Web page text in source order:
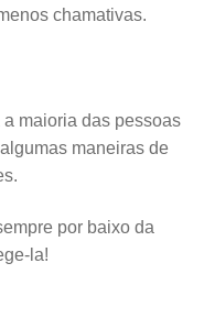
chamativas.
maioria das pessoas
maneiras de
por baixo da
la!